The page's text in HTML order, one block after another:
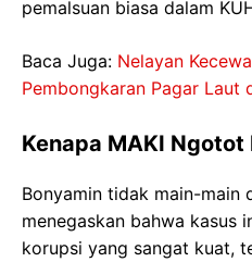
pemalsuan biasa dalam
Baca Juga: Nelayan
Pembongkaran Pagar Laut
Kenapa MAKI Ngotot
Bonyamin tidak main-main
menegaskan bahwa kasus
korupsi yang sangat kuat,